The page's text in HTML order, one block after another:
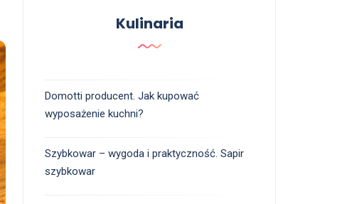
Kulinaria
Domotti producent. Jak kupować
wyposażenie kuchni?
Szybkowar – wygoda i praktyczność. Sapir
szybkowar